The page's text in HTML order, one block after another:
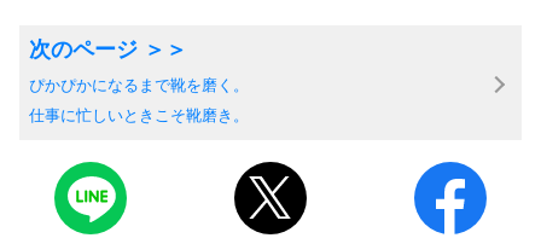
ぴかぴかになるまで靴を磨く。
仕事に忙しいときこそ靴磨き。